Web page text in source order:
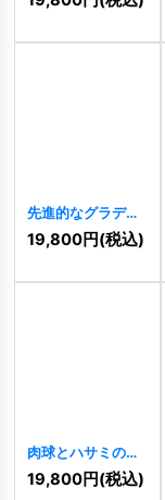
たは「R」の先進
先進的なグラデー
ションが映える
「J」のロゴ
19,800円(税込)
肉球とハサミのペ
ットケアロゴ
11398 ]
19,800円(税込)